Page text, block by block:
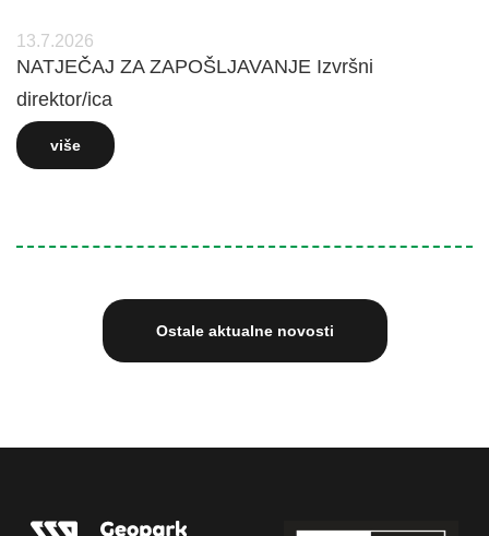
13.7.2026
NATJEČAJ ZA ZAPOŠLJAVANJE Izvršni
direktor/ica
više
Ostale aktualne novosti